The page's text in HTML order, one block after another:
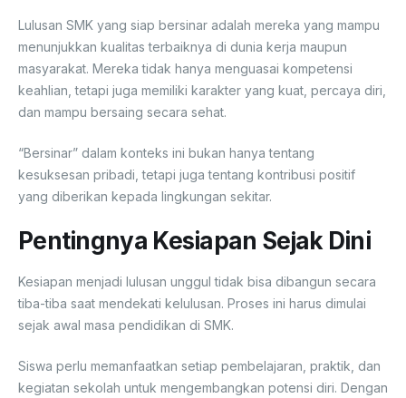
Lulusan SMK yang siap bersinar adalah mereka yang mampu
menunjukkan kualitas terbaiknya di dunia kerja maupun
masyarakat. Mereka tidak hanya menguasai kompetensi
keahlian, tetapi juga memiliki karakter yang kuat, percaya diri,
dan mampu bersaing secara sehat.
“Bersinar” dalam konteks ini bukan hanya tentang
kesuksesan pribadi, tetapi juga tentang kontribusi positif
yang diberikan kepada lingkungan sekitar.
Pentingnya Kesiapan Sejak Dini
Kesiapan menjadi lulusan unggul tidak bisa dibangun secara
tiba-tiba saat mendekati kelulusan. Proses ini harus dimulai
sejak awal masa pendidikan di SMK.
Siswa perlu memanfaatkan setiap pembelajaran, praktik, dan
kegiatan sekolah untuk mengembangkan potensi diri. Dengan